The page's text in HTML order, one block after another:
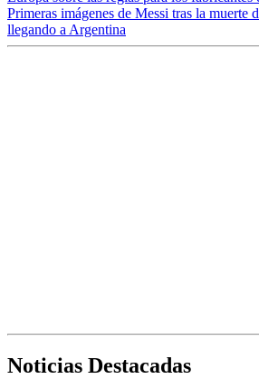
Primeras imágenes de Messi tras la muerte
llegando a Argentina
Noticias Destacadas